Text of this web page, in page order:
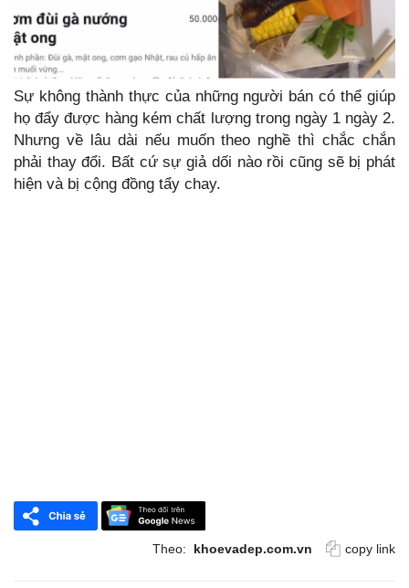
Sự không thành thực của những người bán có thể giúp
họ đẩy được hàng kém chất lượng trong ngày 1 ngày 2.
Nhưng về lâu dài nếu muốn theo nghề thì chắc chắn
phải thay đổi. Bất cứ sự giả dối nào rồi cũng sẽ bị phát
hiện và bị cộng đồng tẩy chay.
Theo: khoevadep.com.vn copy link